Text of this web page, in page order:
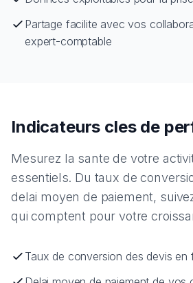
Partage facilite avec vos
expert-comptable
Indicateurs cles de
Mesurez la sante de votre
essentiels. Du taux de
delai moyen de paiement,
qui comptent pour votre
Taux de conversion des devis en